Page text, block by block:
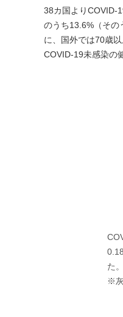
38カ国よりCOVID-
のうち13.6%（その
に、国外では70歳
COVID-19未感染の
た。
※